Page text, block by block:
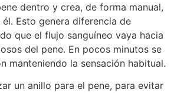
dentro y crea, de forma manual,
Esto genera diferencia de
que el flujo sanguíneo vaya hacia
del pene. En pocos minutos se
manteniendo la sensación habitual.
un anillo para el pene, para evitar